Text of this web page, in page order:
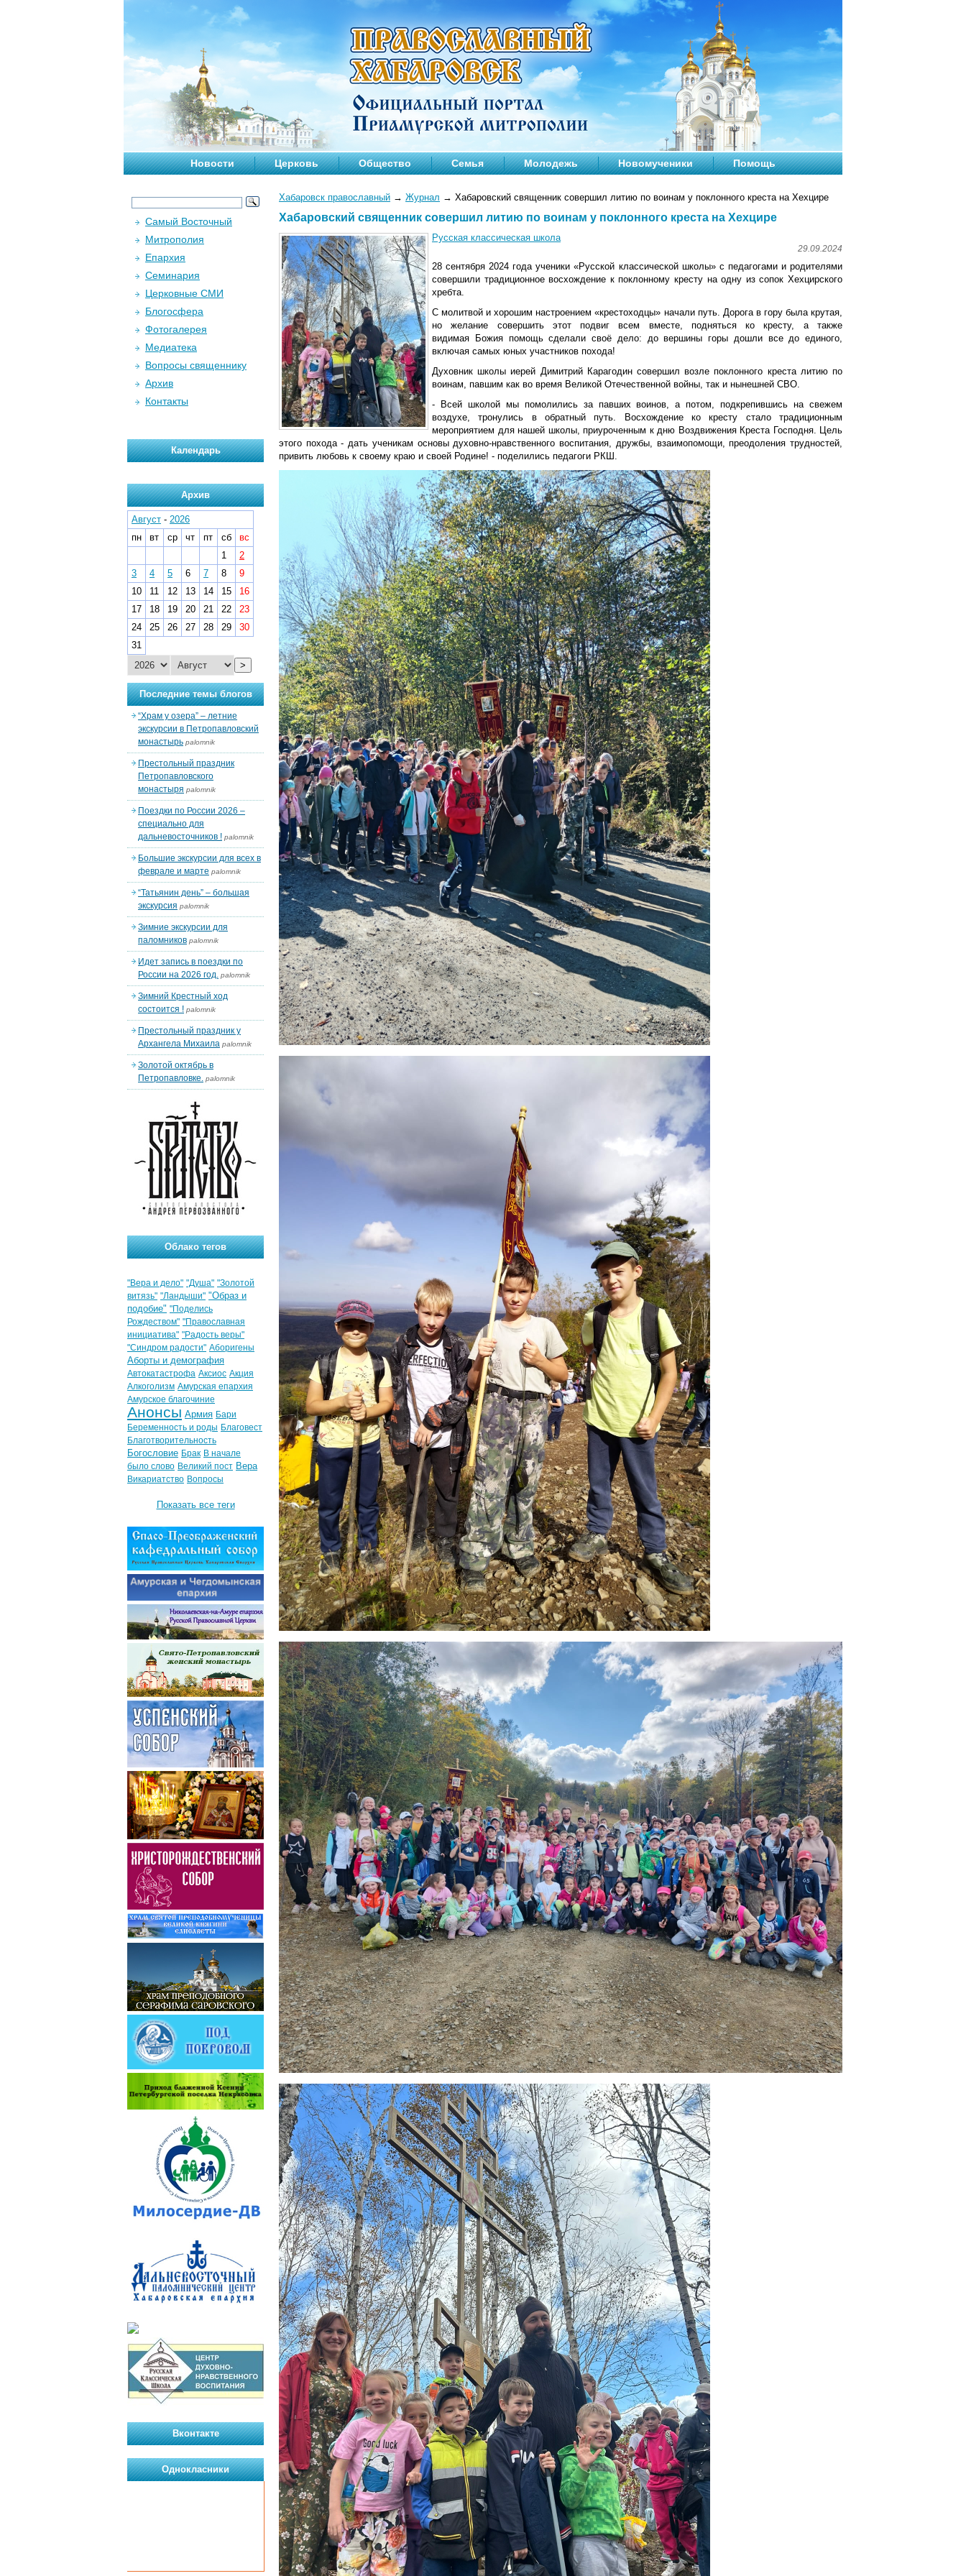
Новости Церковь Общество Семья Молодежь Новомученики Помощь
Хабаровск православный → Журнал → Хабаровский священник совершил литию по воинам у поклонного креста на Хехцире
Хабаровский священник совершил литию по воинам у поклонного креста на Хехцире
Русская классическая школа
29.09.2024
28 сентября 2024 года ученики «Русской классической школы» с педагогами и родителями
совершили традиционное восхождение к поклонному кресту на одну из сопок Хехцирского
хребта.
С молитвой и хорошим настроением «крестоходцы» начали путь. Дорога в гору была крутая,
но желание совершить этот подвиг всем вместе, подняться ко кресту, а также
видимая Божия помощь сделали своё дело: до вершины горы дошли все до единого,
включая самых юных участников похода!
Духовник школы иерей Димитрий Карагодин совершил возле поклонного креста литию по
воинам, павшим как во время Великой Отечественной войны, так и нынешней СВО.
- Всей школой мы помолились за павших воинов, а потом, подкрепившись на свежем
воздухе, тронулись в обратный путь. Восхождение ко кресту стало традиционным
мероприятием для нашей школы, приуроченным к дню Воздвижения Креста Господня. Цель
этого похода - дать ученикам основы духовно-нравственного воспитания, дружбы, взаимопомощи, преодоления трудностей,
привить любовь к своему краю и своей Родине! - поделились педагоги РКШ.
Самый Восточный
Митрополия
Епархия
Семинария
Церковные СМИ
Блогосфера
Фотогалерея
Медиатека
Вопросы священнику
Архив
Контакты
Календарь
Архив
Август - 2026
пн
вт ср чт пт сб
вс
1
2
3
4 5 6 7 8
9
10
11 12 13 14 15
16
17
18 19 20 21 22
23
24
25 26 27 28 29
30
31
>
Последние темы блогов
“Храм у озера” – летние
экскурсии в Петропавловский
монастырь palomnik
Престольный праздник
Петропавловского
монастыря palomnik
Поездки по России 2026 –
специально для
дальневосточников ! palomnik
Большие экскурсии для всех в
феврале и марте palomnik
“Татьянин день” – большая
экскурсия palomnik
Зимние экскурсии для
паломников palomnik
Идет запись в поездки по
России на 2026 год. palomnik
Зимний Крестный ход
состоится ! palomnik
Престольный праздник у
Архангела Михаила palomnik
Золотой октябрь в
Петропавловке. palomnik
Облако тегов
"Вера и дело" "Душа" "Золотой
витязь" "Ландыши" "Образ и
подобие" "Поделись
Рождеством" "Православная
инициатива" "Радость веры"
"Синдром радости" Аборигены
Аборты и демография
Автокатастрофа Аксиос Акция
Алкоголизм Амурская епархия
Амурское благочиние
Анонсы Армия Бари
Беременность и роды Благовест
Благотворительность
Богословие Брак В начале
было слово Великий пост Вера
Викариатство Вопросы
Показать все теги
Вконтакте
Однокласники